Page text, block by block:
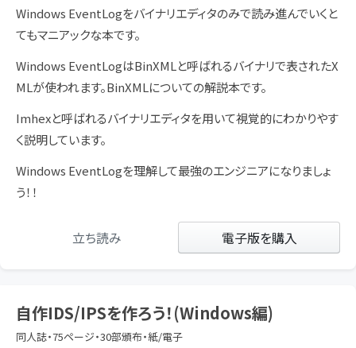
Windows EventLogをバイナリエディタのみで読み進んでいくと
てもマニアックな本です。
Windows EventLogはBinXMLと呼ばれるバイナリで表されたX
MLが使われます。BinXMLについての解説本です。
Imhexと呼ばれるバイナリエディタを用いて視覚的にわかりやす
く説明しています。
Windows EventLogを理解して最強のエンジニアになりましょ
う！！
立ち読み 電子版を購入
自作IDS/IPSを作ろう！(Windows編)
同人誌・75ページ・30部頒布・紙/電子